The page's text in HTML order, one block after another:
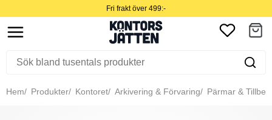
Fri frakt över 499:-
Hem Produkter Kontoret Arkivering & Förvaring Pärmar &